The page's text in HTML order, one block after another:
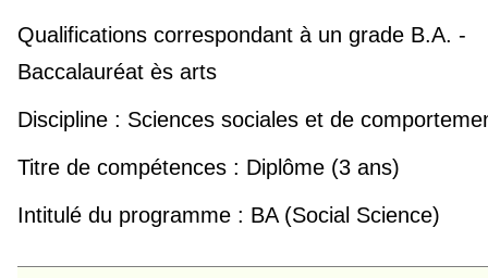
Qualifications correspondant à un gradeB.A. -
Baccalauréat ès arts
Discipline : Sciences sociales et de
Titre de compétences : Diplôme (3 ans)
Intitulé du programme : BA (Social Science)